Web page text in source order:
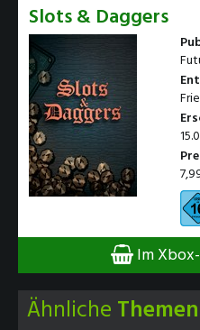
Slots & Daggers
Im
Ähnliche Themen